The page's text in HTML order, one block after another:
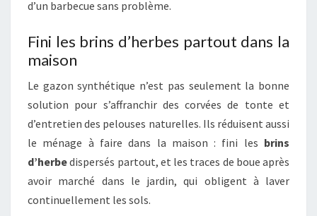
d’un barbecue sans problème.
Fini les brins d’herbes partout dans la
maison
Le gazon synthétique n’est pas seulement la bonne
solution pour s’affranchir des corvées de tonte et
d’entretien des pelouses naturelles. Ils réduisent aussi
le ménage à faire dans la maison : fini les brins
d’herbedispersés partout, et les traces de boue après
avoir marché dans le jardin, qui obligent à laver
continuellement les sols.